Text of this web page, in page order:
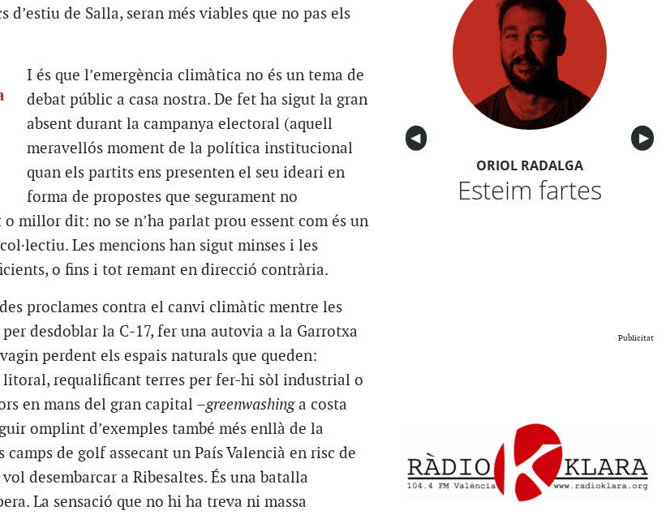
d’estiu de Salla, seran més viables que no pas els
I és que l’emergència climàtica no és un tema de
debat públic a casa nostra. De fet ha sigut la gran
absent durant la campanya electoral (aquell
meravellós moment de la política institucional
quan els partits ens presenten el seu ideari en
forma de propostes que segurament no
millor dit: no se n’ha parlat prou essent com és un
Les mencions han sigut minses i les
o fins i tot remant en direcció contrària.
proclames contra el canvi climàtic mentre les
desdoblar la C-17, fer una autovia a la Garrotxa
perdent els espais naturals que queden:
litoral, requalificant terres per fer-hi sòl industrial o
en mans del gran capital –greenwashinga costa
omplint d’exemples també més enllà de la
de golf assecant un País Valencià en risc de
desembarcar a Ribesaltes. És una batalla
La sensació que no hi ha treva ni massa
Anterior
◀︎ ▶︎
ORIOL RADALGA
Esteim fartes
Publicitat